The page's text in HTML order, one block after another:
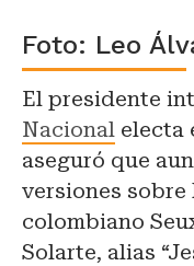
Foto: Leo
El presidente
Nacional electa
aseguró que
versiones
colombiano
Solarte, alias